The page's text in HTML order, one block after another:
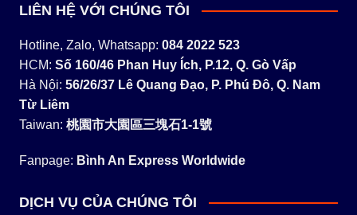
LIÊN HỆ VỚI CHÚNG TÔI
Hotline, Zalo, Whatsapp: 084 2022 523
HCM: Số 160/46 Phan Huy Ích, P.12, Q. Gò Vấp
Hà Nội: 56/26/37 Lê Quang Đạo, P. Phú Đô, Q. Nam
Từ Liêm
Taiwan: 桃園市大園區三塊石1-1號
Fanpage: Bình An Express Worldwide
DỊCH VỤ CỦA CHÚNG TÔI